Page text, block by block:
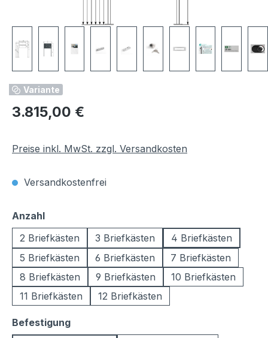
Variante
Regulärer Preis:
3.815,00 €
Preise inkl. MwSt. zzgl. Versandkosten
Versandkostenfrei
Anzahlauswählen
2 Briefkästen
3 Briefkästen
4 Briefkästen
5 Briefkästen
6 Briefkästen
7 Briefkästen
8 Briefkästen
9 Briefkästen
10 Briefkästen
11 Briefkästen
12 Briefkästen
Befestigungauswählen